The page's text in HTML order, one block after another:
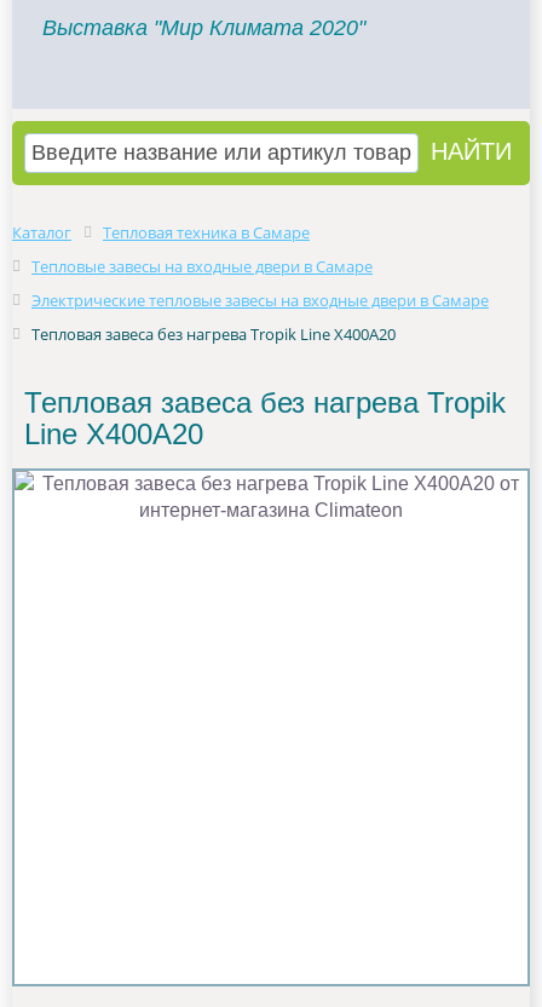
Выставка "Мир Климата 2020"
Каталог
Тепловая техника в Самаре
Тепловые завесы на входные двери в Самаре
Электрические тепловые завесы на входные двери в Самаре
Тепловая завеса без нагрева Tropik Line Х400A20
Тепловая завеса без нагрева Tropik
Line Х400A20